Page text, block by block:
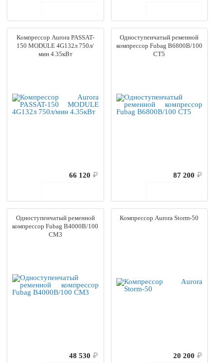
Компрессор Aurora PASSAT-
150 MODULE 4G132л 750л/
мин 4.35кВт
66 120 ₽
Одноступенчатый ременной
компрессор Fubag B6800B/100
СТ5
87 200 ₽
Одноступенчатый ременной
компрессор Fubag B4000B/100
СМ3
48 530 ₽
Компрессор Aurora Storm-50
20 200 ₽